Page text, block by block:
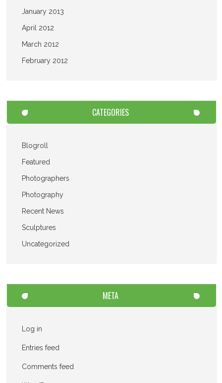
January 2013
April 2012
March 2012
February 2012
CATEGORIES
Blogroll
Featured
Photographers
Photography
Recent News
Sculptures
Uncategorized
META
Log in
Entries feed
Comments feed